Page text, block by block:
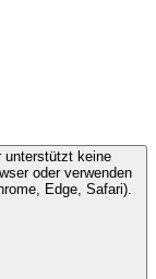
unterstützt keine
oder verwenden
Edge, Safari).